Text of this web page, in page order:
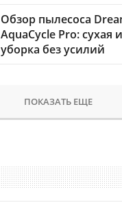
Обзор пылесоса
AquaCycle Pro: сухая
уборка без усилий
ПОКАЗАТЬ ЕЩЕ